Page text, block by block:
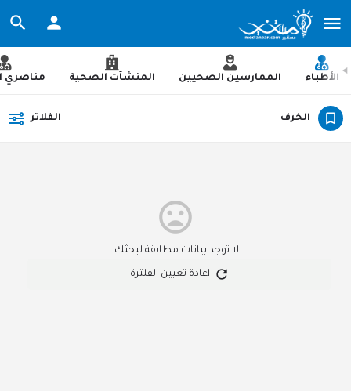
الأطباء الممارسين الصحيين المنشآت الصحية مناصري
الخرف الفلاتر
لا توجد بيانات مطابقة لبحثك.
اعادة تعيين الفلترة